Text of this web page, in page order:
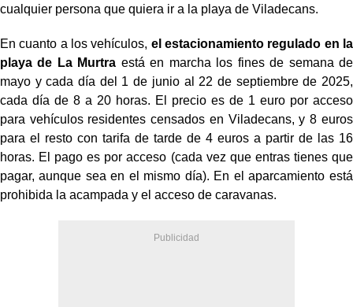
cualquier persona que quiera ir a la playa de Viladecans.
En cuanto a los vehículos, el estacionamiento regulado en la
playa de La Murtra está en marcha los fines de semana de
mayo y cada día del 1 de junio al 22 de septiembre de 2025,
cada día de 8 a 20 horas. El precio es de 1 euro por acceso
para vehículos residentes censados en Viladecans, y 8 euros
para el resto con tarifa de tarde de 4 euros a partir de las 16
horas. El pago es por acceso (cada vez que entras tienes que
pagar, aunque sea en el mismo día). En el aparcamiento está
prohibida la acampada y el acceso de caravanas.